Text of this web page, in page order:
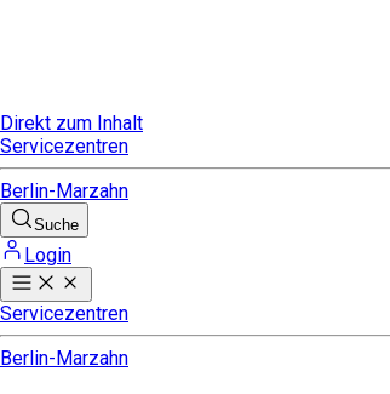
Direkt zum Inhalt
Servicezentren
Berlin-Marzahn
Suche
Login
Servicezentren
Berlin-Marzahn